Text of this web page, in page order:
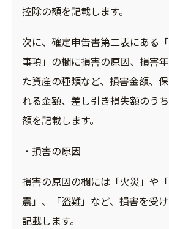
控除の額を記載します。
次に、確定申告書第二表にある
事項」の欄に損害の原因、損害
た資産の種類など、損害金額、
れる金額、差し引き損失額のう
額を記載します。
・損害の原因
損害の原因の欄には「火災」や
震」、「盗難」など、損害を受
記載します。